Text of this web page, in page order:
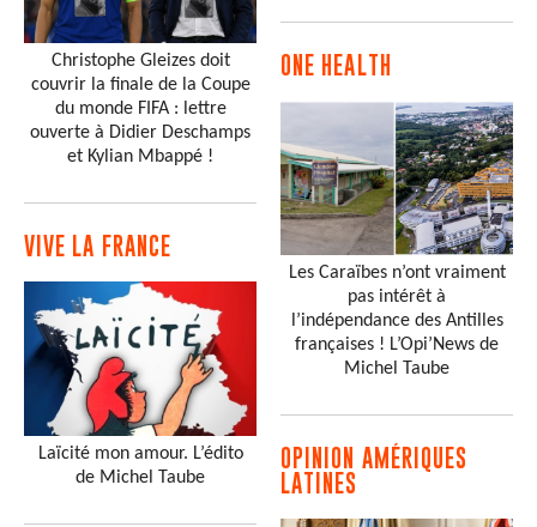
Christophe Gleizes doit
couvrir la finale de la Coupe
du monde FIFA : lettre
ouverte à Didier Deschamps
et Kylian Mbappé !
VIVE LA FRANCE
Laïcité mon amour. L’édito
de Michel Taube
ONE HEALTH
Les Caraïbes n’ont vraiment
pas intérêt à
l’indépendance des Antilles
françaises ! L’Opi’News de
Michel Taube
OPINION AMÉRIQUES
LATINES